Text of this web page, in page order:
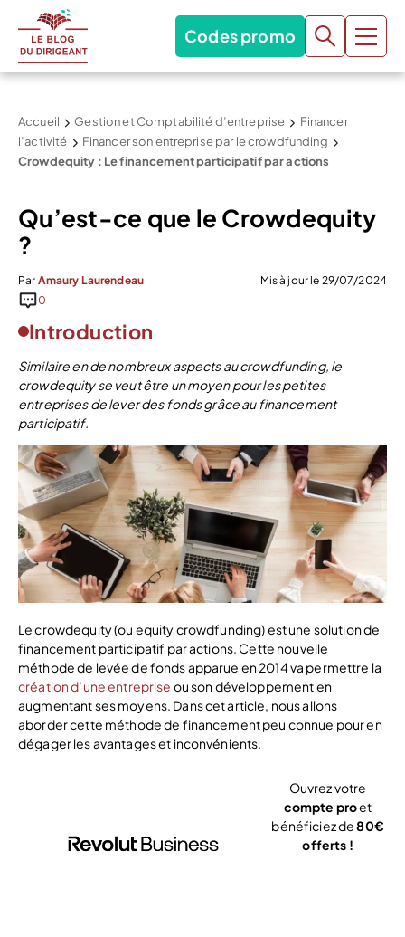
Codes promo
Accueil Gestion et Comptabilité d’entreprise
Financer
l’activité
Financer son entreprise par le crowdfunding
Crowdequity : Le financement participatif par actions
Qu’est-ce que le Crowdequity
?
Par Amaury Laurendeau
Mis à jour le 29/07/2024
0
Introduction
Similaire en de nombreux aspects au crowdfunding, le
crowdequity se veut être un moyen pour les petites
entreprises de lever des fonds grâce au financement
participatif.
Le crowdequity (ou equity crowdfunding) est une solution de
financement participatif par actions. Cette nouvelle
méthode de levée de fonds apparue en 2014 va permettre la
création d’une entreprise ou son développement en
augmentant ses moyens. Dans cet article, nous allons
aborder cette méthode de financement peu connue pour en
dégager les avantages et inconvénients.
Ouvrez votre
compte proet
bénéficiez de80€
offerts !